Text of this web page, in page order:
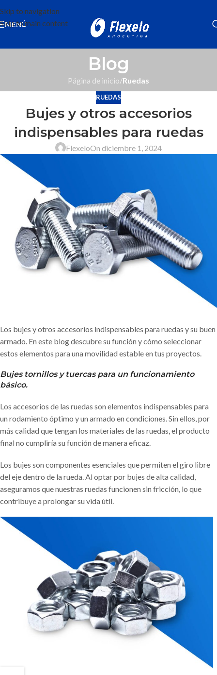
Skip to navigation
Skip to main content
MENÚ
Blog
Página de inicio/Ruedas
RUEDAS
Bujes y otros accesorios
indispensables para ruedas
FlexeloOn diciembre 1, 2024
Los bujes y otros accesorios indispensables para ruedas y su buen
armado. En este blog descubre su función y cómo seleccionar
estos elementos para una movilidad estable en tus proyectos.
Bujes tornillos y tuercaspara un funcionamiento
básico.
Los accesorios de las ruedas son elementos indispensables para
un rodamiento óptimo y un armado en condiciones. Sin ellos, por
más calidad que tengan los materiales de las ruedas, el producto
final no cumpliría su función de manera eficaz.
Los bujes son componentes esenciales que permiten el giro libre
del eje dentro de la rueda. Al optar por bujes de alta calidad,
aseguramos que nuestras ruedas funcionen sin fricción, lo que
contribuye a prolongar su vida útil.